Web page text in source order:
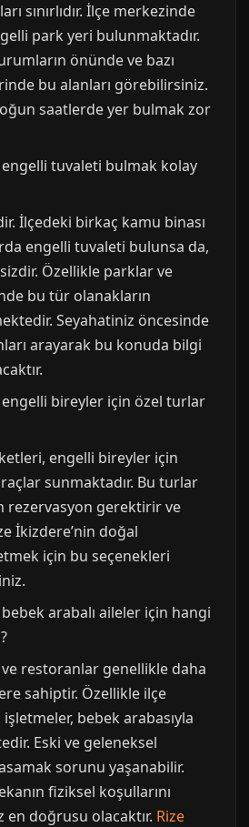
sınırlıdır. İlçe merkezinde
park yeri bulunmaktadır.
önünde ve bazı
bu alanları görebilirsiniz.
saatlerde yer bulmak zor
engelli tuvaleti bulmak kolay
İlçedeki birkaç kamu binası
engelli tuvaleti bulunsa da,
Özellikle parklar ve
bu tür olanakların
Seyahatiniz öncesinde
arayarak bu konuda bilgi
engelli bireyler için özel turlar
engelli bireyler için
sunmaktadır. Bu turlar
rezervasyon gerektirir ve
İkizdere’nin doğal
için bu seçenekleri
bebek arabalı aileler için hangi
ve restoranlar genellikle daha
sahiptir. Özellikle ilçe
bebek arabasıyla
Eski ve geleneksel
sorunu yaşanabilir.
fiziksel koşullarını
en doğrusu olacaktır. Rize